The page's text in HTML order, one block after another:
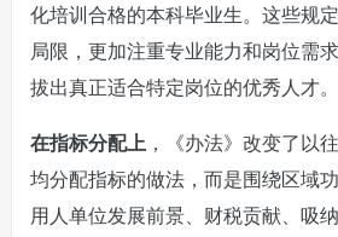
化培训合格的本科毕业生。这些规
局限，更加注重专业能力和岗位需
拔出真正适合特定岗位的优秀人才。
在指标分配上 ，《办法》改变了以
均分配指标的做法，而是围绕区域
用人单位发展前景、财税贡献、吸